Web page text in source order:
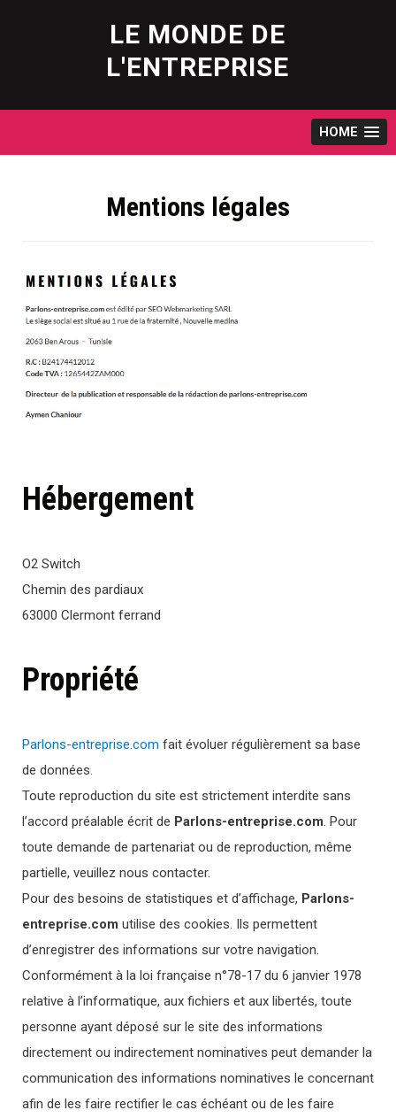
content
LE MONDE DE
L'ENTREPRISE
HOME
Mentions légales
Hébergement
O2 Switch
Chemin des pardiaux
63000 Clermont ferrand
Propriété
Parlons-entreprise.com fait évoluer régulièrement sa base
de données.
Toute reproduction du site est strictement interdite sans
l’accord préalable écrit de Parlons-entreprise.com . Pour
toute demande de partenariat ou de reproduction, même
partielle, veuillez nous contacter.
Pour des besoins de statistiques et d’affichage, Parlons-
entreprise.com utilise des cookies. Ils permettent
d’enregistrer des informations sur votre navigation.
Conformément à la loi française n°78-17 du 6 janvier 1978
relative à l’informatique, aux fichiers et aux libertés, toute
personne ayant déposé sur le site des informations
directement ou indirectement nominatives peut demander la
communication des informations nominatives le concernant
afin de les faire rectifier le cas échéant ou de les faire